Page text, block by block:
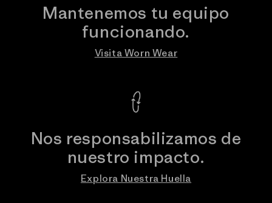
Mantenemos tu equipo
funcionando.
Visita Worn Wear
Nos responsabilizamos de
nuestro impacto.
Explora Nuestra Huella